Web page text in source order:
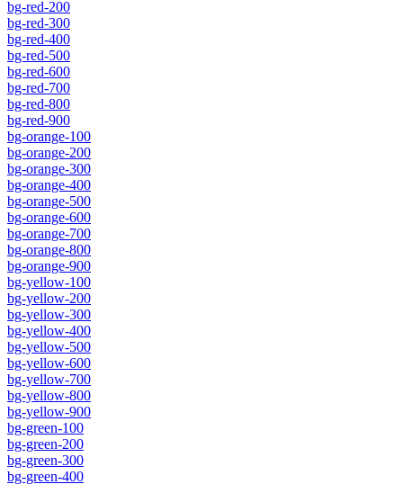
bg-red-200
bg-red-300
bg-red-400
bg-red-500
bg-red-600
bg-red-700
bg-red-800
bg-red-900
bg-orange-100
bg-orange-200
bg-orange-300
bg-orange-400
bg-orange-500
bg-orange-600
bg-orange-700
bg-orange-800
bg-orange-900
bg-yellow-100
bg-yellow-200
bg-yellow-300
bg-yellow-400
bg-yellow-500
bg-yellow-600
bg-yellow-700
bg-yellow-800
bg-yellow-900
bg-green-100
bg-green-200
bg-green-300
bg-green-400